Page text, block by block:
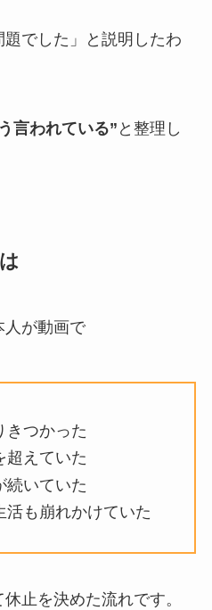
でした」と説明したわ
言われている” と整理し
人が動画で
きつかった
超えていた
続いていた
活も崩れかけていた
止を決めた流れです。